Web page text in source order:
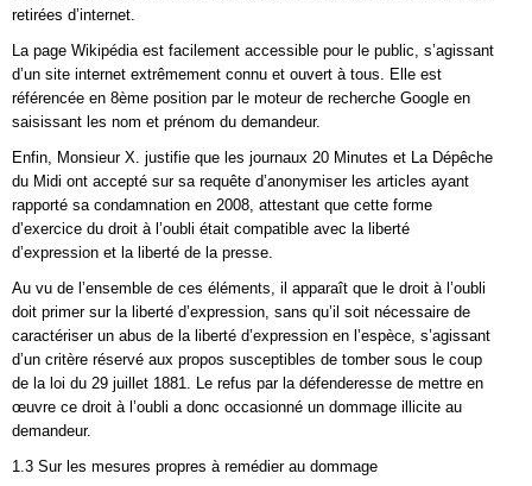
retirées d’internet.
La page Wikipédia est facilement accessible pour le public, s’agissant
d’un site internet extrêmement connu et ouvert à tous. Elle est
référencée en 8ème position par le moteur de recherche Google en
saisissant les nom et prénom du demandeur.
Enfin, Monsieur X. justifie que les journaux 20 Minutes et La Dépêche
du Midi ont accepté sur sa requête d’anonymiser les articles ayant
rapporté sa condamnation en 2008, attestant que cette forme
d’exercice du droit à l’oubli était compatible avec la liberté
d’expression et la liberté de la presse.
Au vu de l’ensemble de ces éléments, il apparaît que le droit à l’oubli
doit primer sur la liberté d’expression, sans qu’il soit nécessaire de
caractériser un abus de la liberté d’expression en l’espèce, s’agissant
d’un critère réservé aux propos susceptibles de tomber sous le coup
de la loi du 29 juillet 1881. Le refus par la défenderesse de mettre en
œuvre ce droit à l’oubli a donc occasionné un dommage illicite au
demandeur.
1.3 Sur les mesures propres à remédier au dommage